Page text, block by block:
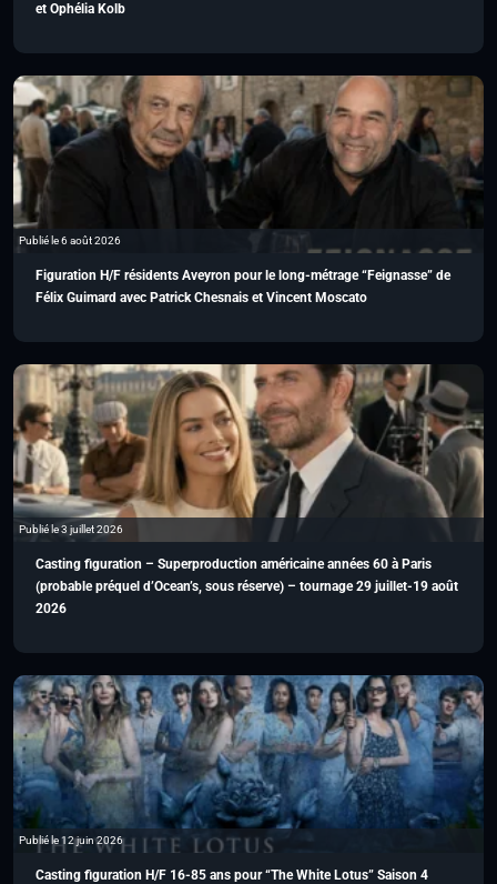
et Ophélia Kolb
Publié le 6 août 2026
Figuration H/F résidents Aveyron pour le long-métrage “Feignasse” de
Félix Guimard avec Patrick Chesnais et Vincent Moscato
Publié le 3 juillet 2026
Casting figuration – Superproduction américaine années 60 à Paris
(probable préquel d’Ocean’s, sous réserve) – tournage 29 juillet-19 août
2026
Publié le 12 juin 2026
Casting figuration H/F 16-85 ans pour “The White Lotus” Saison 4